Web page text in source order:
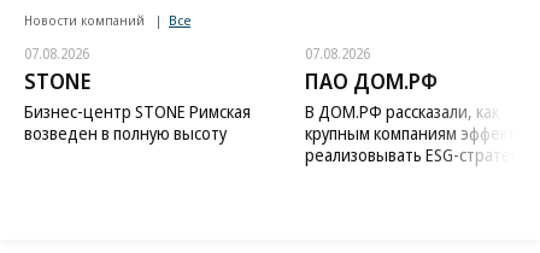
Новости компаний Все
07.08.2026
STONE
Бизнес-центр STONE Римская
возведен в полную высоту
07.08.2026
ПАО ДОМ.РФ
В ДОМ.РФ рассказали, как
крупным компаниям
реализовывать ESG-стратегию